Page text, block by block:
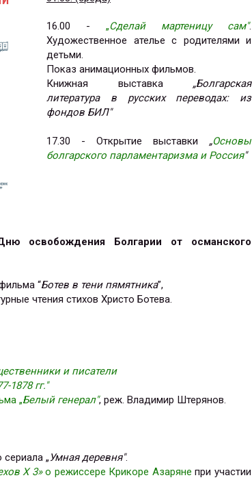
16.00 - „Сделай мартеницу сам".
Художественное ателье с родителями и
детьми.
Показ анимационных фильмов.
Книжная выставка „Болгарская
литература в русских переводах: из
фондов БИЛ"
17.30 - Открытие выставки „Основы
болгарского парламентаризма и Россия"
освобождения Болгарии от османского
“Ботев в тени пямятника”,
чтения стихов Христо Ботева.
и писатели
гг."
„Белый генерал", реж. Владимир Штерянов.
„ Умная деревня".
X 3»о режиссере Крикоре Азарянепри участии